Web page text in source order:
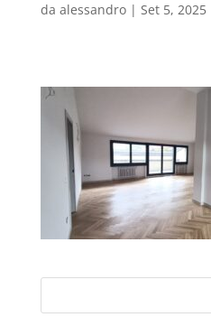
da alessandro| Set 5, 2025